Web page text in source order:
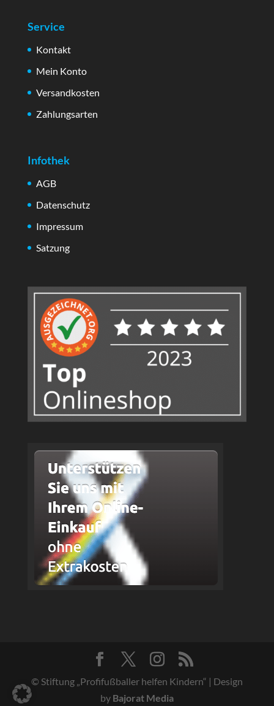
Service
Kontakt
Mein Konto
Versandkosten
Zahlungsarten
Infothek
AGB
Datenschutz
Impressum
Satzung
© Stiftung „Profifußballer helfen Kindern“ | Design
by Bajorat Media